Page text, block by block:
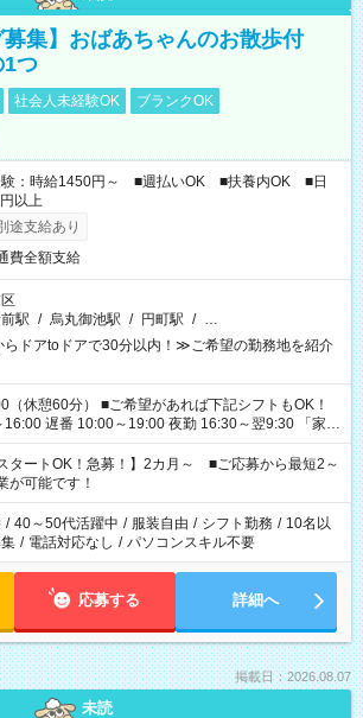
募集】おばあちゃんのお散歩付
1つ
社会人未経験OK
ブランクOK
験：時給1450円～ ■週払いOK ■扶養内OK ■日
以上
途支給あり
費全額支給
駅 / 烏丸御池駅 / 円町駅 / …
ドアtoドアで30分以内！≫ご希望の勤務地を紹介
希望があれば下記シフトもOK！
遅番 10:00～19:00 夜勤 16:30～翌9:30 「家族
せたい」 「余裕を持って夕飯の準備がしたい」
残業はしたくない」 など、ご希望を教えてください
のお仕事の勤務時間。 合計で週40時間を超える場
ません。
タートOK！急募！】2カ月～ ■ご応募から最短2～
が可能です！
/ 40～50代活躍中 / 服装自由 / シフト勤務 / 10名以
/ 電話対応なし / パソコンスキル不要
応募する 詳細へ
掲載日：2026.08.07
未読